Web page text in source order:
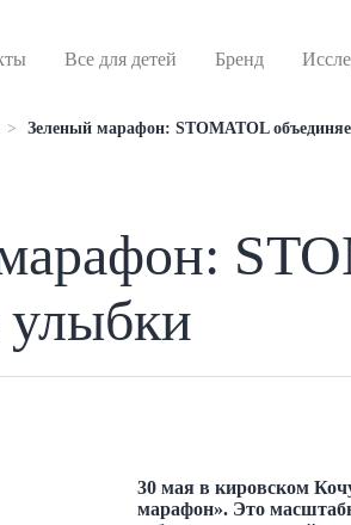
Все для детей Бренд
Зеленый марафон: STOMATOL
улыбки
30 мая в кировском
марафон». Это